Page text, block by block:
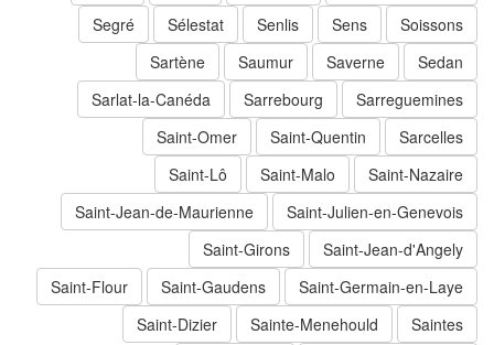
Soissons
Sens
Senlis
Sélestat
Segré
Sedan
Saverne
Saumur
Sartène
Sarreguemines
Sarrebourg
Sarlat-la-Canéda
Sarcelles
Saint-Quentin
Saint-Omer
Saint-Nazaire
Saint-Malo
Saint-Lô
Saint-Julien-en-Genevois
Saint-Jean-de-Maurienne
Saint-Jean-d'Angely
Saint-Girons
Saint-Germain-en-Laye
Saint-Gaudens
Saint-Flour
Saintes
Sainte-Menehould
Saint-Dizier